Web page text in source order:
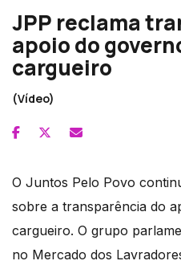
JPP reclama
apoio do
cargueiro
(Vídeo)
O Juntos Pelo Povo
sobre a transparência do
cargueiro. O grupo
no Mercado dos